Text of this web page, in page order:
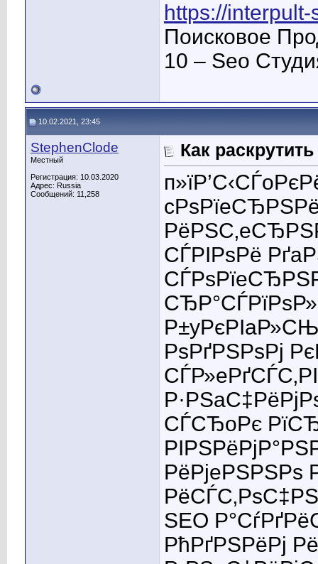
https://
Поисковое
10 – Seo
10.02.2021, 23:45
StephenClode
Местный
Регистрация: 10.03.2020
Адрес: Russia
Сообщений: 11,258
Как раскрутить
СЃРІРѕРё
РѕРґРЅРѕРј
СЃСЂoРє
РёРјeРЅРЅРѕ
SEO
РћРґРЅРёРј